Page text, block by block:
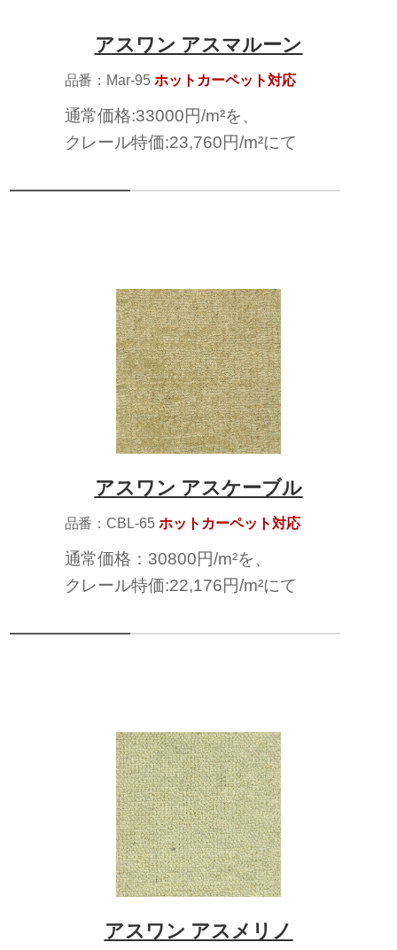
アスワン アスマルーン
品番：Mar-95ホットカーペット対応
通常価格:33000円/m²を、
クレール特価:23,760円/m²にて
アスワン アスケーブル
品番：CBL-65ホットカーペット対応
通常価格：30800円/m²を、
クレール特価:22,176円/m²にて
アスワン アスメリノ